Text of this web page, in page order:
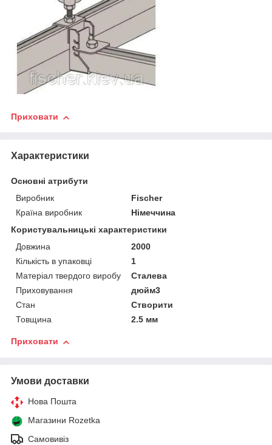
Приховати
Характеристики
Основні атрибути
Виробник
Fischer
Країна виробник
Німеччина
Користувальницькі характеристики
Довжина
2000
Кількість в упаковці
1
Матеріал твердого виробу
Сталева
Приховування
дюйм3
Стан
Створити
Товщина
2.5 мм
Приховати
Умови доставки
Нова Пошта
Магазини Rozetka
Самовивіз